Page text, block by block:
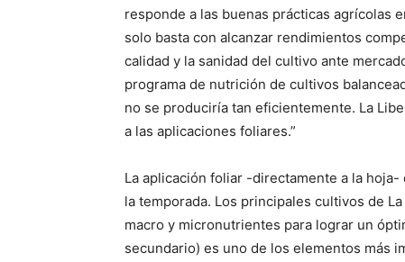
responde a las buenas prácticas agrícolas
solo basta con alcanzar rendimientos
calidad y la sanidad del cultivo ante
programa de nutrición de cultivos
no se produciría tan eficientemente. La
a las aplicaciones foliares.”
La aplicación foliar -directamente a la
la temporada. Los principales cultivos de
macro y micronutrientes para lograr un
secundario) es uno de los elementos más